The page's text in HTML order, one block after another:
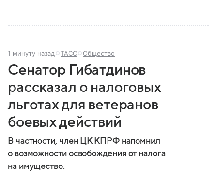
1 минуту назад ТАСС Общество
Сенатор Гибатдинов
рассказал о налоговых
льготах для ветеранов
боевых действий
В частности, член ЦК КПРФ напомнил
о возможности освобождения от налога
на имущество.